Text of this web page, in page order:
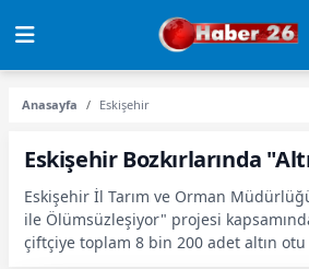
Anasayfa Eskişehir
Eskişehir Bozkırlarında
Eskişehir İl Tarım ve Orman
ile Ölümsüzleşiyor" projesi
çiftçiye toplam 8 bin 200 adet altın otu